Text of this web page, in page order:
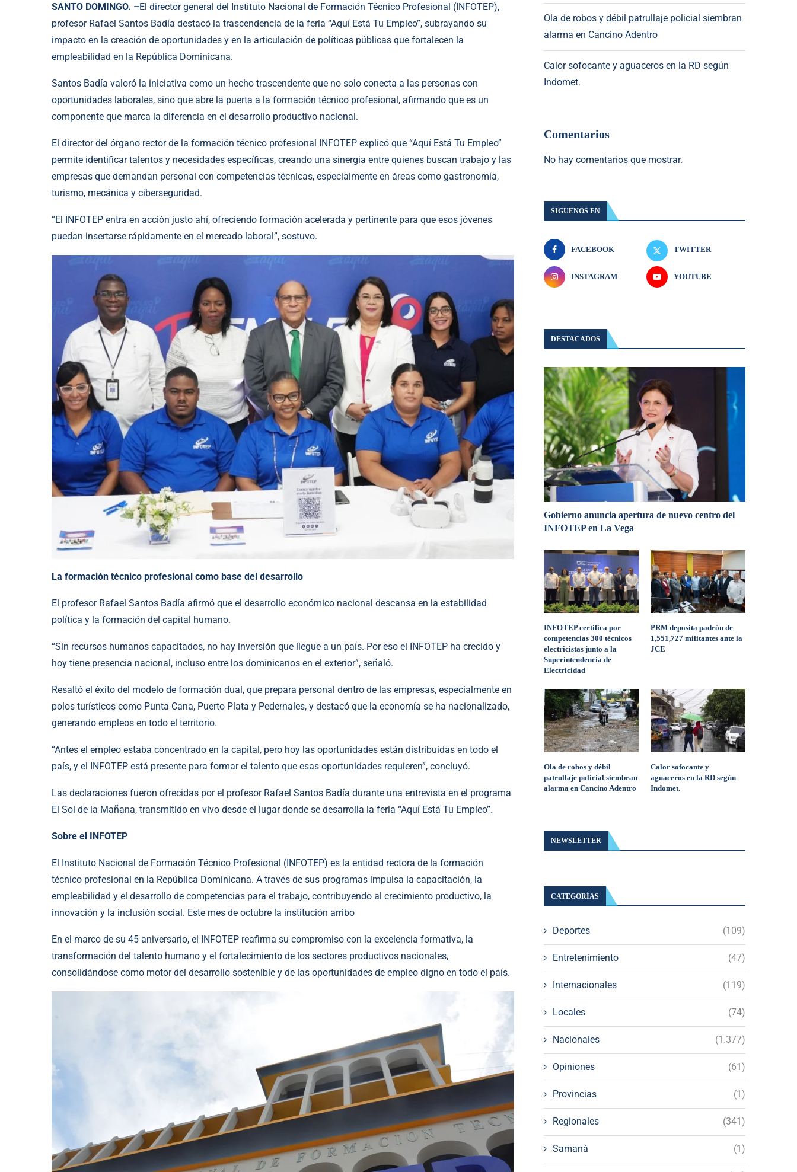
SANTO DOMINGO. –El director general del Instituto Nacional de Formación Técnico Profesional (INFOTEP),
profesor Rafael Santos Badía destacó la trascendencia de la feria “Aquí Está Tu Empleo”, subrayando su
impacto en la creación de oportunidades y en la articulación de políticas públicas que fortalecen la
empleabilidad en la República Dominicana.
Santos Badía valoró la iniciativa como un hecho trascendente que no solo conecta a las personas con
oportunidades laborales, sino que abre la puerta a la formación técnico profesional, afirmando que es un
componente que marca la diferencia en el desarrollo productivo nacional.
El director del órgano rector de la formación técnico profesional INFOTEP explicó que “Aquí Está Tu Empleo”
permite identificar talentos y necesidades específicas, creando una sinergia entre quienes buscan trabajo y las
empresas que demandan personal con competencias técnicas, especialmente en áreas como gastronomía,
turismo, mecánica y ciberseguridad.
“El INFOTEP entra en acción justo ahí, ofreciendo formación acelerada y pertinente para que esos jóvenes
puedan insertarse rápidamente en el mercado laboral”, sostuvo.
La formación técnico profesional como base del desarrollo
El profesor Rafael Santos Badía afirmó que el desarrollo económico nacional descansa en la estabilidad
política y la formación del capital humano.
“Sin recursos humanos capacitados, no hay inversión que llegue a un país. Por eso el INFOTEP ha crecido y
hoy tiene presencia nacional, incluso entre los dominicanos en el exterior”, señaló.
Resaltó el éxito del modelo de formación dual, que prepara personal dentro de las empresas, especialmente en
polos turísticos como Punta Cana, Puerto Plata y Pedernales, y destacó que la economía se ha nacionalizado,
generando empleos en todo el territorio.
“Antes el empleo estaba concentrado en la capital, pero hoy las oportunidades están distribuidas en todo el
país, y el INFOTEP está presente para formar el talento que esas oportunidades requieren”, concluyó.
Las declaraciones fueron ofrecidas por el profesor Rafael Santos Badía durante una entrevista en el programa
El Sol de la Mañana, transmitido en vivo desde el lugar donde se desarrolla la feria “Aquí Está Tu Empleo”.
Sobre el INFOTEP
El Instituto Nacional de Formación Técnico Profesional (INFOTEP) es la entidad rectora de la formación
técnico profesional en la República Dominicana. A través de sus programas impulsa la capacitación, la
empleabilidad y el desarrollo de competencias para el trabajo, contribuyendo al crecimiento productivo, la
innovación y la inclusión social. Este mes de octubre la institución arribo
En el marco de su 45 aniversario, el INFOTEP reafirma su compromiso con la excelencia formativa, la
transformación del talento humano y el fortalecimiento de los sectores productivos nacionales,
consolidándose como motor del desarrollo sostenible y de las oportunidades de empleo digno en todo el país.
Ola de robos y débil patrullaje policial siembran
alarma en Cancino Adentro
Calor sofocante y aguaceros en la RD según
Indomet.
Comentarios
No hay comentarios que mostrar.
SIGUENOS EN
FACEBOOK TWITTER
INSTAGRAM YOUTUBE
DESTACADOS
Gobierno anuncia apertura de nuevo centro del
INFOTEP en La Vega
INFOTEP certifica por
competencias 300 técnicos
electricistas junto a la
Superintendencia de
Electricidad
PRM deposita padrón de
1,551,727 militantes ante la
JCE
Ola de robos y débil
patrullaje policial siembran
alarma en Cancino Adentro
Calor sofocante y
aguaceros en la RD según
Indomet.
NEWSLETTER
CATEGORÍAS
Deportes (109)
Entretenimiento (47)
Internacionales (119)
Locales (74)
Nacionales (1.377)
Opiniones (61)
Provincias (1)
Regionales (341)
Samaná (1)